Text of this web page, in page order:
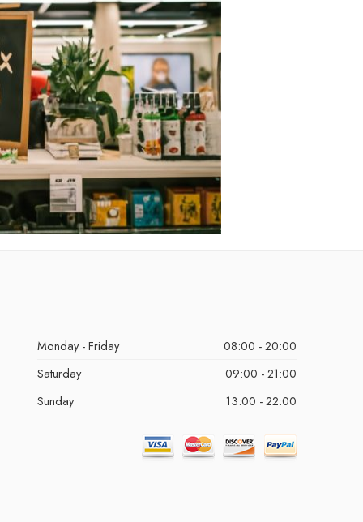
Monday - Friday
08:00 - 20:00
Saturday
09:00 - 21:00
Sunday
13:00 - 22:00